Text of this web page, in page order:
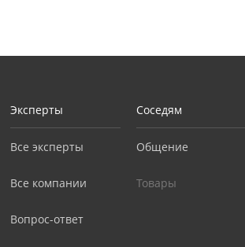
Эксперты
Все эксперты
Все компании
Вопрос-ответ
Соседям
Общение
Товары